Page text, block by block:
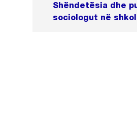
Shëndetësia dhe
sociologut në